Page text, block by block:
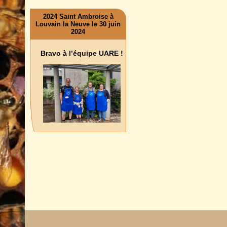
2024 Saint Ambroise à
Louvain la Neuve le 30 juin
2024
Bravo à l’équipe UARE !